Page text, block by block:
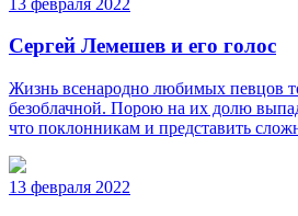
Сергей Лемешев и его голос
Жизнь всенародно любимых певцов
безоблачной. Порою на их долю
что поклонникам и представить
13 февраля 2022